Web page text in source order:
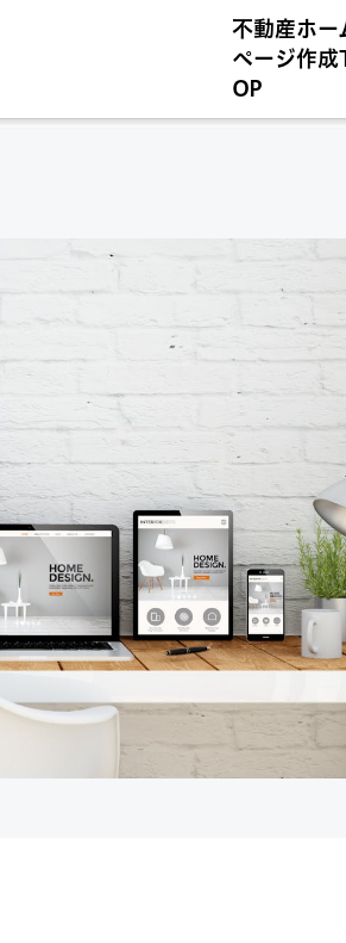
不動産ホー
ページ作成
OP